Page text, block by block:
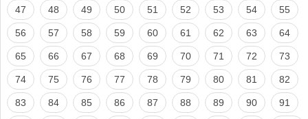
47 48 49 50 51 52 53 54 55
56 57 58 59 60 61 62 63 64
65 66 67 68 69 70 71 72 73
74 75 76 77 78 79 80 81 82
83 84 85 86 87 88 89 90 91